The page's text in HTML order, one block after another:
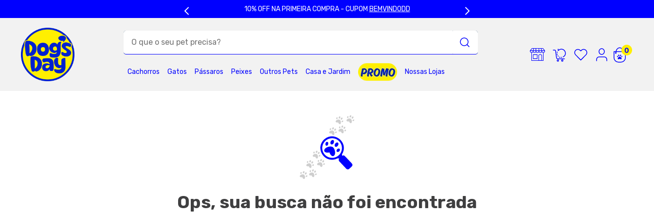
10% OFF NA PRIMEIRA COMPRA - CUPOM BEMVINDODD
O que o seu pet precisa?
Cachorros Gatos Pássaros Peixes Outros Pets Casa e Jardim Nossas Lojas
Ops, sua busca não foi encontrada
tapete higienico